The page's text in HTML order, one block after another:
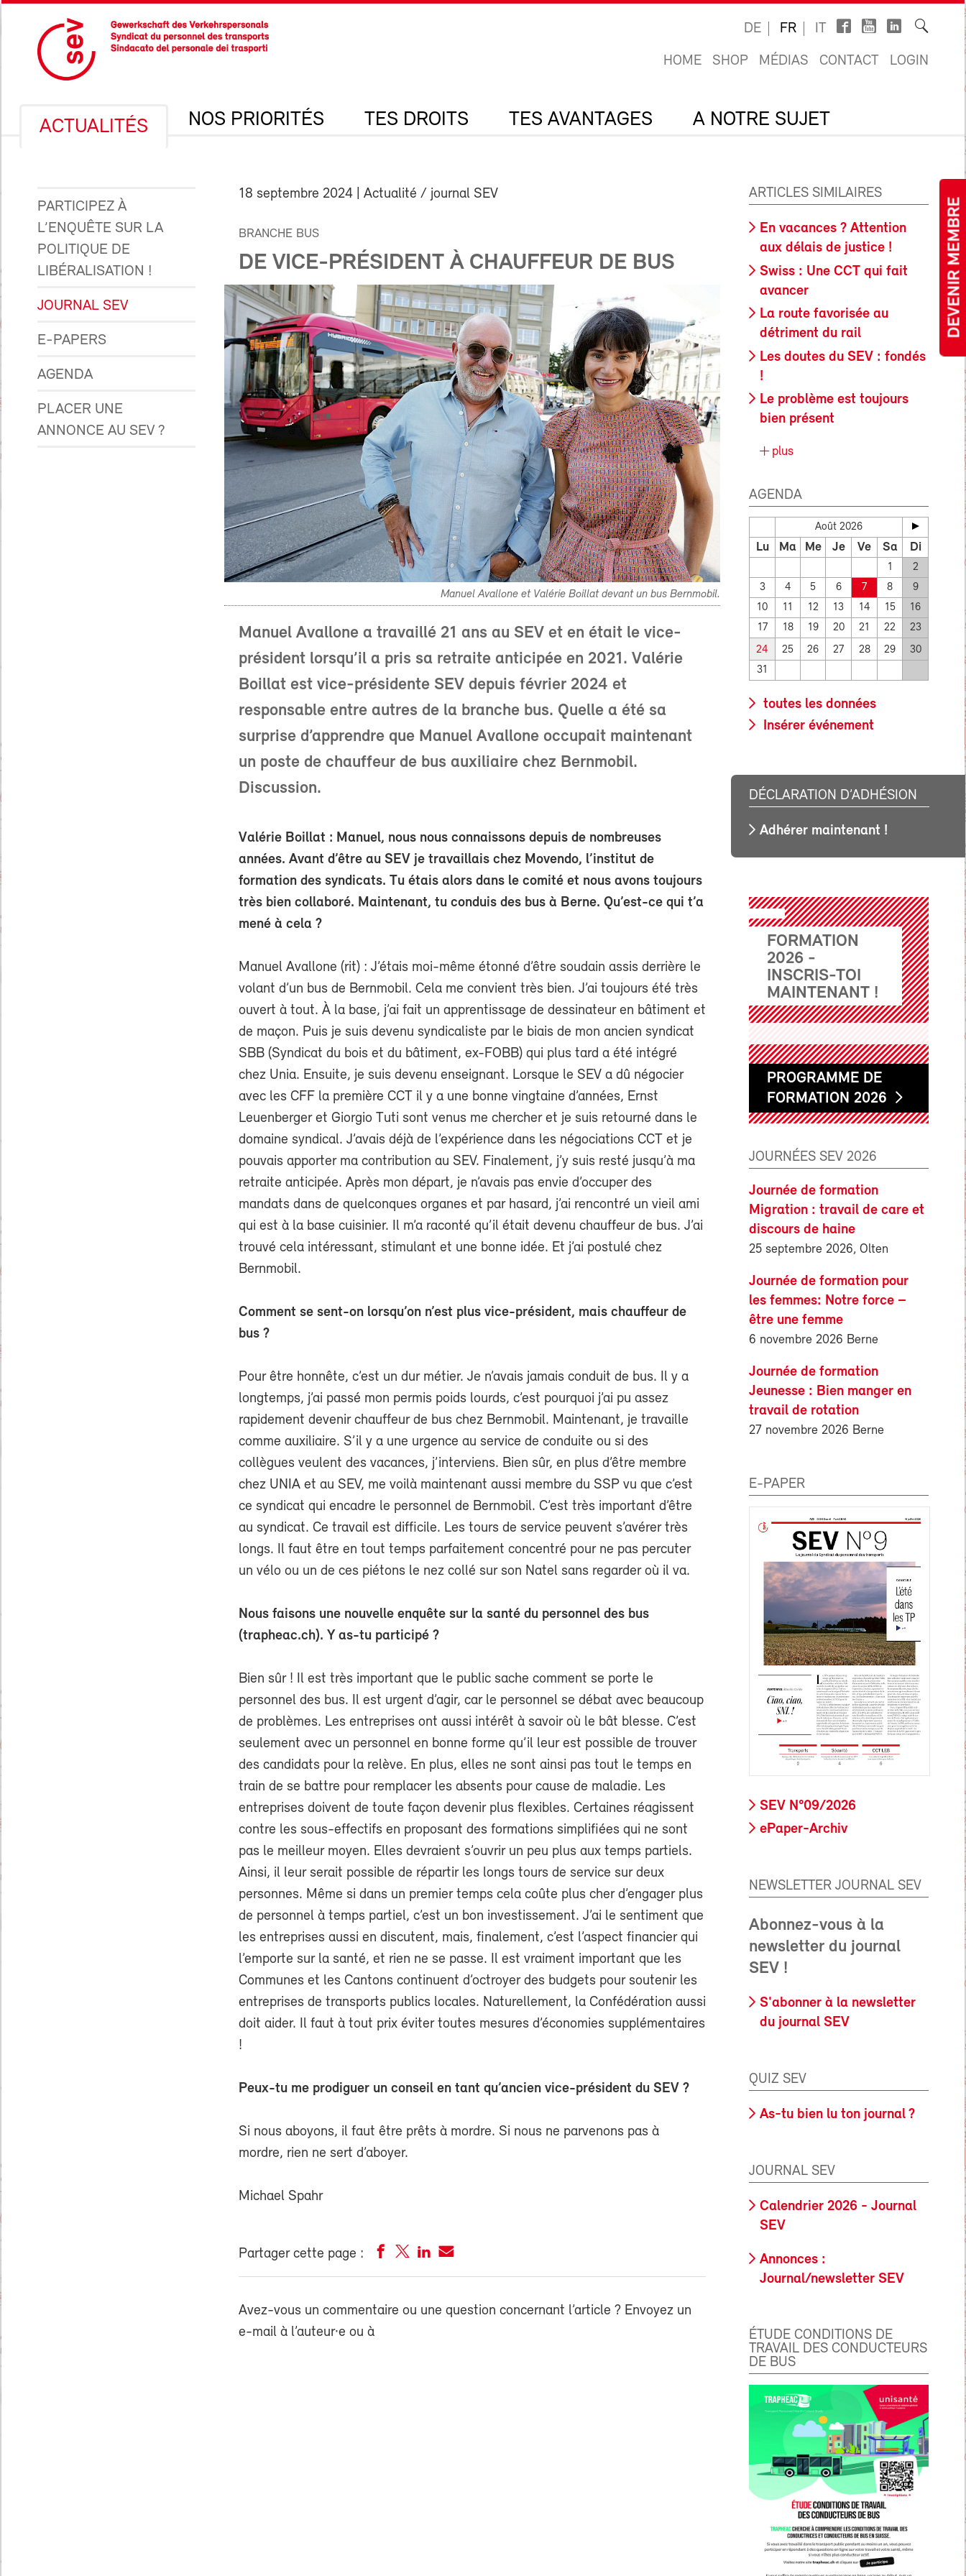
DEVENIR MEMBRE
DE FR IT
HOME SHOP MÉDIAS CONTACT LOGIN
ACTUALITÉS NOS PRIORITÉS TES DROITS TES AVANTAGES A NOTRE SUJET
PARTICIPEZ À
L’ENQUÊTE SUR LA
POLITIQUE DE
LIBÉRALISATION !
JOURNAL SEV
E-PAPERS
AGENDA
PLACER UNE
ANNONCE AU SEV ?
18 septembre 2024 | Actualité / journal SEV
BRANCHE BUS
DE VICE-PRÉSIDENT À CHAUFFEUR DE BUS
Manuel Avallone et Valérie Boillat devant un bus Bernmobil.
Manuel Avallone a travaillé 21 ans au SEV et en était le vice-
président lorsqu’il a pris sa retraite anticipée en 2021. Valérie
Boillat est vice-présidente SEV depuis février 2024 et
responsable entre autres de la branche bus. Quelle a été sa
surprise d’apprendre que Manuel Avallone occupait maintenant
un poste de chauffeur de bus auxiliaire chez Bernmobil.
Discussion.
Valérie Boillat : Manuel, nous nous connaissons depuis de nombreuses
années. Avant d’être au SEV je travaillais chez Movendo, l’institut de
formation des syndicats. Tu étais alors dans le comité et nous avons toujours
très bien collaboré. Maintenant, tu conduis des bus à Berne. Qu’est-ce qui t’a
mené à cela ?
Manuel Avallone (rit) : J’étais moi-même étonné d’être soudain assis derrière le
volant d’un bus de Bernmobil. Cela me convient très bien. J’ai toujours été très
ouvert à tout. À la base, j’ai fait un apprentissage de dessinateur en bâtiment et
de maçon. Puis je suis devenu syndicaliste par le biais de mon ancien syndicat
SBB (Syndicat du bois et du bâtiment, ex-FOBB) qui plus tard a été intégré
chez Unia. Ensuite, je suis devenu enseignant. Lorsque le SEV a dû négocier
avec les CFF la première CCT il y a une bonne vingtaine d’années, Ernst
Leuenberger et Giorgio Tuti sont venus me chercher et je suis retourné dans le
domaine syndical. J’avais déjà de l’expérience dans les négociations CCT et je
pouvais apporter ma contribution au SEV. Finalement, j’y suis resté jusqu’à ma
retraite anticipée. Après mon départ, je n’avais pas envie d’occuper des
mandats dans de quelconques organes et par hasard, j’ai rencontré un vieil ami
qui est à la base cuisinier. Il m’a raconté qu’il était devenu chauffeur de bus. J’ai
trouvé cela intéressant, stimulant et une bonne idée. Et j’ai postulé chez
Bernmobil.
Comment se sent-on lorsqu’on n’est plus vice-président, mais chauffeur de
bus ?
Pour être honnête, c’est un dur métier. Je n’avais jamais conduit de bus. Il y a
longtemps, j’ai passé mon permis poids lourds, c’est pourquoi j’ai pu assez
rapidement devenir chauffeur de bus chez Bernmobil. Maintenant, je travaille
comme auxiliaire. S’il y a une urgence au service de conduite ou si des
collègues veulent des vacances, j’interviens. Bien sûr, en plus d’être membre
chez UNIA et au SEV, me voilà maintenant aussi membre du SSP vu que c’est
ce syndicat qui encadre le personnel de Bernmobil. C’est très important d’être
au syndicat. Ce travail est difficile. Les tours de service peuvent s’avérer très
longs. Il faut être en tout temps parfaitement concentré pour ne pas percuter
un vélo ou un de ces piétons le nez collé sur son Natel sans regarder où il va.
Nous faisons une nouvelle enquête sur la santé du personnel des bus
(trapheac.ch). Y as-tu participé ?
Bien sûr ! Il est très important que le public sache comment se porte le
personnel des bus. Il est urgent d’agir, car le personnel se débat avec beaucoup
de problèmes. Les entreprises ont aussi intérêt à savoir où le bât blesse. C’est
seulement avec un personnel en bonne forme qu’il leur est possible de trouver
des candidats pour la relève. En plus, elles ne sont ainsi pas tout le temps en
train de se battre pour remplacer les absents pour cause de maladie. Les
entreprises doivent de toute façon devenir plus flexibles. Certaines réagissent
contre les sous-effectifs en proposant des formations simplifiées qui ne sont
pas le meilleur moyen. Elles devraient s’ouvrir un peu plus aux temps partiels.
Ainsi, il leur serait possible de répartir les longs tours de service sur deux
personnes. Même si dans un premier temps cela coûte plus cher d’engager plus
de personnel à temps partiel, c’est un bon investissement. J’ai le sentiment que
les entreprises aussi en discutent, mais, finalement, c’est l’aspect financier qui
l’emporte sur la santé, et rien ne se passe. Il est vraiment important que les
Communes et les Cantons continuent d’octroyer des budgets pour soutenir les
entreprises de transports publics locales. Naturellement, la Confédération aussi
doit aider. Il faut à tout prix éviter toutes mesures d’économies supplémentaires
!
Peux-tu me prodiguer un conseil en tant qu’ancien vice-président du SEV ?
Si nous aboyons, il faut être prêts à mordre. Si nous ne parvenons pas à
mordre, rien ne sert d’aboyer.
Michael Spahr
Partager cette page :
Avez-vous un commentaire ou une question concernant l’article ? Envoyez un
e-mail à l’auteur·e ou à
ARTICLES SIMILAIRES
En vacances ? Attention
aux délais de justice !
Swiss : Une CCT qui fait
avancer
La route favorisée au
détriment du rail
Les doutes du SEV : fondés
!
Le problème est toujours
bien présent
plus
AGENDA
Août 2026
Lu Ma Me Je Ve Sa Di
1
2
3
4 5 6 7 8
9
10
11 12 13 14 15
16
17
18 19 20 21 22 23
24 25 26 27 28 29
30
31
toutes les données
Insérer événement
DÉCLARATION D’ADHÉSION
Adhérer maintenant !
FORMATION
2026 -
INSCRIS-TOI
MAINTENANT !
PROGRAMME DE
FORMATION 2026
JOURNÉES SEV 2026
Journée de formation
Migration : travail de care et
discours de haine
25 septembre 2026, Olten
Journée de formation pour
les femmes: Notre force –
être une femme
6 novembre 2026 Berne
Journée de formation
Jeunesse : Bien manger en
travail de rotation
27 novembre 2026 Berne
E-PAPER
SEV N°09/2026
ePaper-Archiv
NEWSLETTER JOURNAL SEV
Abonnez-vous à la
newsletter du journal
SEV !
S'abonner à la newsletter
du journal SEV
QUIZ SEV
As-tu bien lu ton journal ?
JOURNAL SEV
Calendrier 2026 - Journal
SEV
Annonces :
Journal/newsletter SEV
ÉTUDE CONDITIONS DE
TRAVAIL DES CONDUCTEURS
DE BUS